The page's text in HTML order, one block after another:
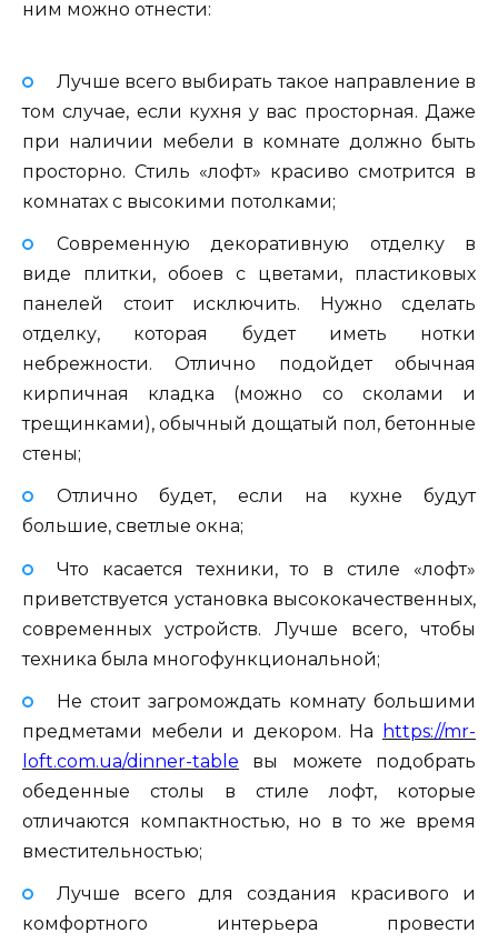
ним можно отнести:
Лучше всего выбирать такое направление в
том случае, если кухня у вас просторная. Даже
при наличии мебели в комнате должно быть
просторно. Стиль «лофт» красиво смотрится в
комнатах с высокими потолками;
Современную декоративную отделку в
виде плитки, обоев с цветами, пластиковых
панелей стоит исключить. Нужно сделать
отделку, которая будет иметь нотки
небрежности. Отлично подойдет обычная
кирпичная кладка (можно со сколами и
трещинками), обычный дощатый пол, бетонные
стены;
Отлично будет, если на кухне будут
большие, светлые окна;
Что касается техники, то в стиле «лофт»
приветствуется установка высококачественных,
современных устройств. Лучше всего, чтобы
техника была многофункциональной;
Не стоит загромождать комнату большими
предметами мебели и декором. На
https://mr-
loft.com.ua/dinner-table вы можете подобрать
обеденные столы в стиле лофт, которые
отличаются компактностью, но в то же время
вместительностью;
Лучше всего для создания красивого и
комфортного интерьера провести